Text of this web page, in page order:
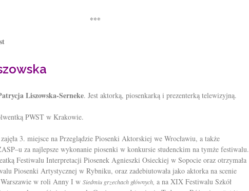
***
Liszowska-Serneke. Jest aktorką, piosenkarką i prezenterką telewizyjną.
PWST w Krakowie.
3. miejsce na Przeglądzie Piosenki Aktorskiej we Wrocławiu, a także
za najlepsze wykonanie piosenki w konkursie studenckim na tymże festiwalu.
Festiwalu Interpretacji Piosenek Agnieszki Osieckiej w Sopocie oraz otrzymała
Piosenki Artystycznej w Rybniku, oraz zadebiutowała jako aktorka na scenie
w roli Anny I w Siedmiu grzechach głównych, a na XIX Festiwalu Szkół